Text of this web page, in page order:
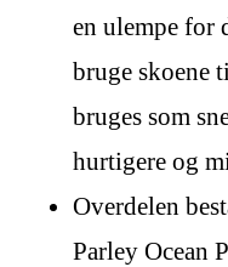
en ulempe for
bruge skoene
bruges som
hurtigere og
Overdelen
Parley Ocean